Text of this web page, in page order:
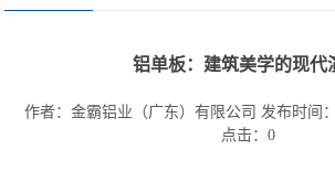
铝单板：建筑美学的现代
作者：金霸铝业（广东）有限公司 发布时间
点击： 0